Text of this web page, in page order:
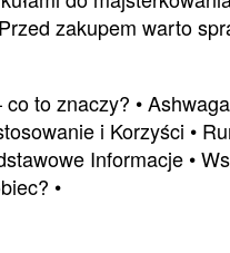
zakupem warto
co to znaczy? •
i Korzyści •
Informacje •
•